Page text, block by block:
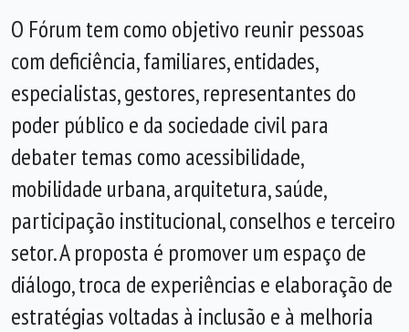
O Fórum tem como objetivo reunir pessoas
com deficiência, familiares, entidades,
especialistas, gestores, representantes do
poder público e da sociedade civil para
debater temas como acessibilidade,
mobilidade urbana, arquitetura, saúde,
participação institucional, conselhos e terceiro
setor. A proposta é promover um espaço de
diálogo, troca de experiências e elaboração de
estratégias voltadas à inclusão e à melhoria